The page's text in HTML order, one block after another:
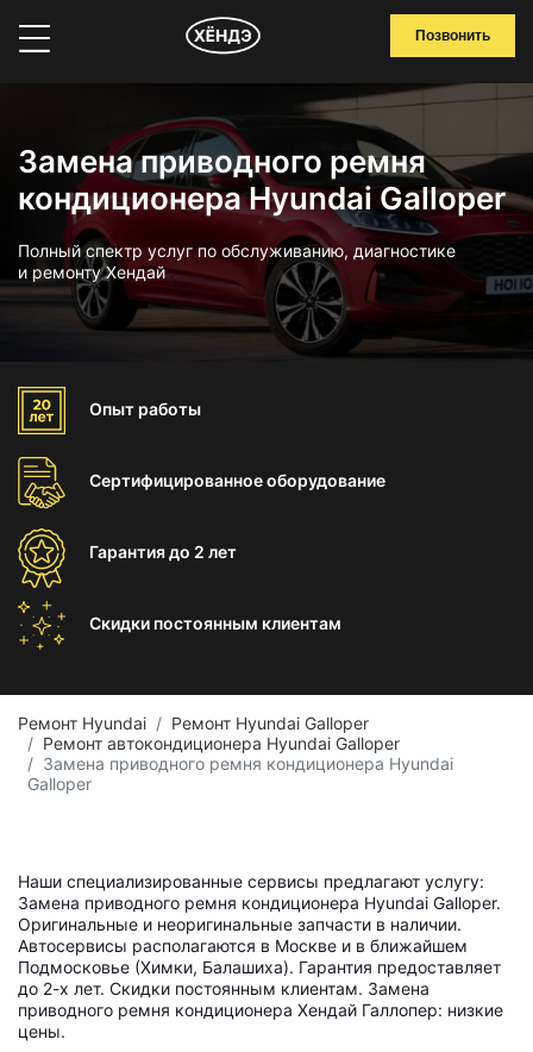
Позвонить
Замена приводного ремня
кондиционера Hyundai Galloper
Полный спектр услуг по обслуживанию, диагностике
и ремонту Хендай
Опыт работы
Сертифицированноеоборудование
Гарантиядо 2 лет
Скидки постоянным клиентам
Ремонт Hyundai
Ремонт Hyundai Galloper
Ремонт автокондиционера Hyundai Galloper
Замена приводного ремня кондиционера Hyundai
Galloper
Наши специализированные сервисы предлагают услугу:
Замена приводного ремня кондиционера Hyundai Galloper.
Оригинальные и неоригинальные запчасти в наличии.
Автосервисы располагаются в Москве и в ближайшем
Подмосковье (Химки, Балашиха). Гарантия предоставляет
до 2-х лет. Скидки постоянным клиентам. Замена
приводного ремня кондиционера Хендай Галлопер: низкие
цены.